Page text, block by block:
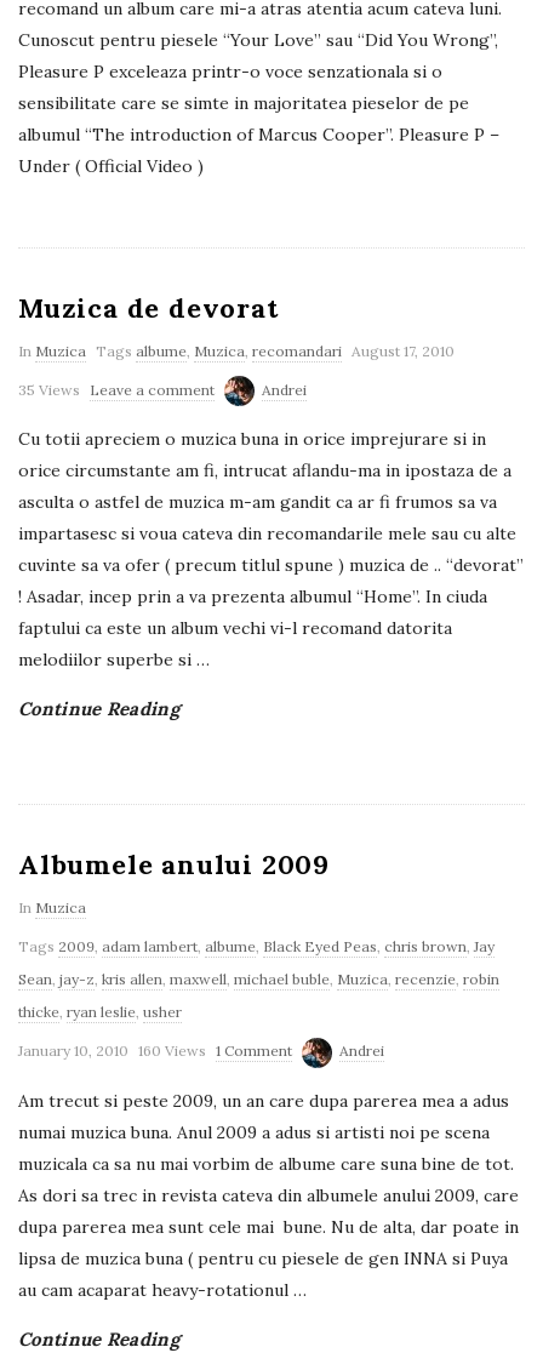
recomand un album care mi-a atras atentia acum cateva luni.
Cunoscut pentru piesele “Your Love” sau “Did You Wrong”,
Pleasure P exceleaza printr-o voce senzationala si o
sensibilitate care se simte in majoritatea pieselor de pe
albumul “The introduction of Marcus Cooper”. Pleasure P –
Under ( Official Video )
Muzica de devorat
In Muzica Tags albume Muzica recomandari August 17, 2010
35 Views Leave a comment Andrei
Cu totii apreciem o muzica buna in orice imprejurare si in
orice circumstante am fi, intrucat aflandu-ma in ipostaza de a
asculta o astfel de muzica m-am gandit ca ar fi frumos sa va
impartasesc si voua cateva din recomandarile mele sau cu alte
cuvinte sa va ofer ( precum titlul spune ) muzica de .. “devorat”
! Asadar, incep prin a va prezenta albumul “Home”. In ciuda
faptului ca este un album vechi vi-l recomand datorita
melodiilor superbe si …
Continue Reading
Albumele anului 2009
In Muzica
Tags 2009, adam lambert, albume, Black Eyed Peas, chris brown,Jay
Sean, jay-z, kris allen, maxwell, michael buble, Muzica, recenzie, robin
thicke, ryan leslie, usher
January 10, 2010 160 Views 1 Comment Andrei
Am trecut si peste 2009, un an care dupa parerea mea a adus
numai muzica buna. Anul 2009 a adus si artisti noi pe scena
muzicala ca sa nu mai vorbim de albume care suna bine de tot.
As dori sa trec in revista cateva din albumele anului 2009, care
dupa parerea mea sunt cele mai bune. Nu de alta, dar poate in
lipsa de muzica buna ( pentru cu piesele de gen INNA si Puya
au cam acaparat heavy-rotationul …
Continue Reading